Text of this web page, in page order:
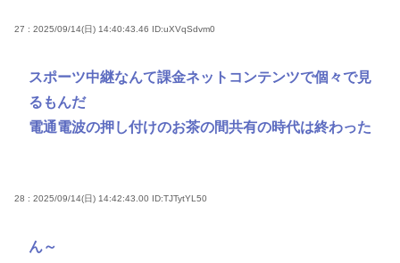
27 : 2025/09/14(日) 14:40:43.46 ID:uXVqSdvm0
スポーツ中継なんて課金ネットコンテンツで個々で見
るもんだ
電通電波の押し付けのお茶の間共有の時代は終わった
28 : 2025/09/14(日) 14:42:43.00 ID:TJTytYL50
ん～